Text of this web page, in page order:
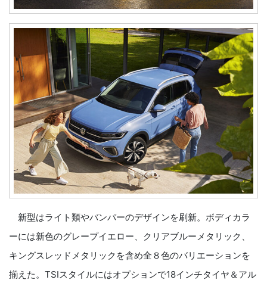
新型はライト類やバンパーのデザインを刷新。ボディカラ
ーには新色のグレープイエロー、クリアブルーメタリック、
キングスレッドメタリックを含め全８色のバリエーションを
揃えた。TSIスタイルにはオプションで18インチタイヤ＆アル